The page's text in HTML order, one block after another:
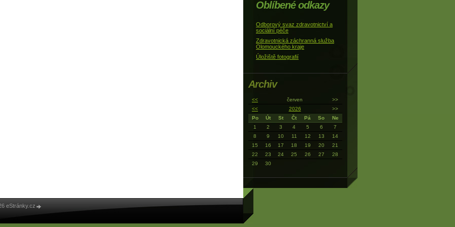
Oblíbené odkazy
Odborový svaz zdravotnictví a
sociální péče
Zdravotnická záchranná služba
Olomouckého kraje
Úložiště fotografií
Archiv
<< červen
>>
<<
2026
>>
Po
Út St Čt Pá So
Ne
1
2 3 4 5 6
7
8
9 10 11 12 13
14
15
16 17 18 19 20
21
22
23 24 25 26 27
28
29
30
eStránky.cz